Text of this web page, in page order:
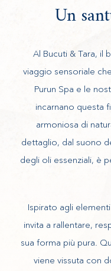
Un
Al Bucuti & Tara, il
viaggio sensoriale
Purun Spa e le
incarnano questa
armoniosa di
dettaglio, dal suono
degli oli essenziali, è
Ispirato agli
invita a rallentare,
sua forma più pura.
viene vissuta con